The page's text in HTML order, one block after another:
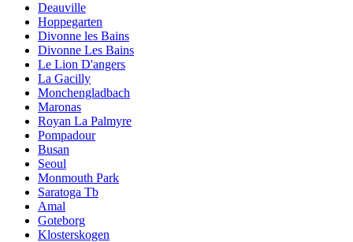
Deauville
Hoppegarten
Divonne les Bains
Divonne Les Bains
Le Lion D'angers
La Gacilly
Monchengladbach
Maronas
Royan La Palmyre
Pompadour
Busan
Seoul
Monmouth Park
Saratoga Tb
Amal
Goteborg
Klosterskogen